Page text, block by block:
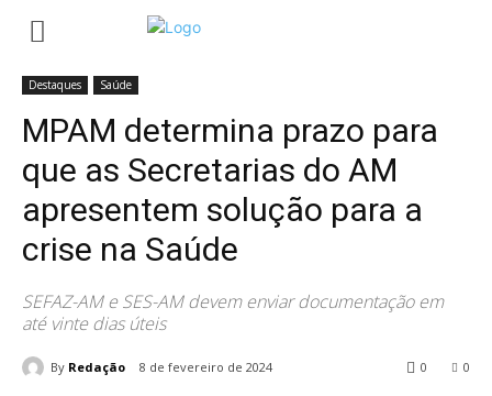
MPAM determina prazo para que as Secretarias
Destaques Saúde
MPAM determina prazo para
que as Secretarias do AM
apresentem solução para a
crise na Saúde
SEFAZ-AM e SES-AM devem enviar documentação em
até vinte dias úteis
By Redação 8 de fevereiro de 2024 0
0